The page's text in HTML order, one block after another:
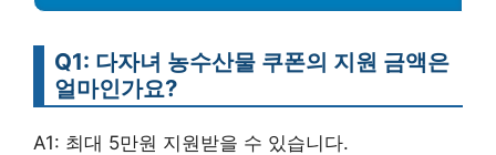
Q1: 다자녀 농수산물 쿠폰의 지원 금액은
얼마인가요?
A1: 최대 5만원 지원받을 수 있습니다.